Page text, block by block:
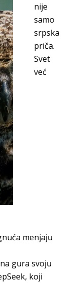
nije
samo
srpska
priča.
Svet
već
menjaju
gura svoju
, koji